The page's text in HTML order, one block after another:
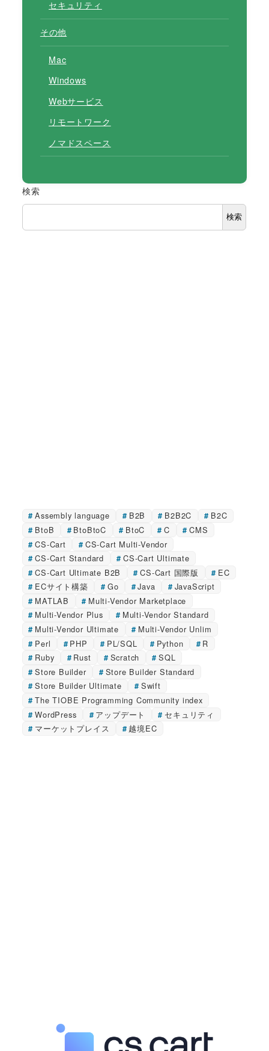
セキュリティ
その他
Mac
Windows
Webサービス
リモートワーク
ノマドスペース
検索
検索
Assembly language B2B B2B2C
B2C
BtoB
BtoBtoC BtoC C
CMS
CS-Cart
CS-Cart Multi-Vendor
CS-Cart Standard
CS-Cart Ultimate
CS-Cart Ultimate B2B
CS-Cart 国際版
EC
ECサイト構築
Go Java
JavaScript
MATLAB
Multi-Vendor Marketplace
Multi-Vendor Plus
Multi-Vendor Standard
Multi-Vendor Ultimate
Multi-Vendor Unlim
Perl
PHP PL/SQL Python
R
Ruby
Rust Scratch
SQL
Store Builder
Store Builder Standard
Store Builder Ultimate
Swift
The TIOBE Programming Community index
WordPress
アップデート
セキュリティ
マーケットプレイス
越境EC